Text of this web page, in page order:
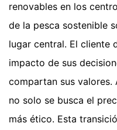
renovables en los
de la pesca sostenible
lugar central. El cliente
impacto de sus
compartan sus valores.
no solo se busca el
más ético. Esta